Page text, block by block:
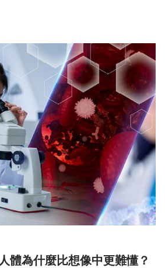
知道基因還不夠 人體為什麼比想像中更難懂？